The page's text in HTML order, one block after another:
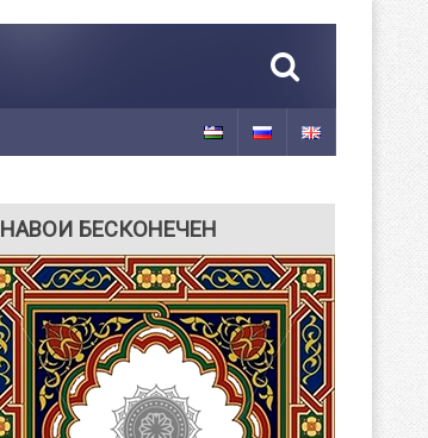
НАВОИ БЕСКОНЕЧЕН